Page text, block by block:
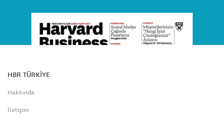
HBR TÜRKİYE
Hakkında
İletişim